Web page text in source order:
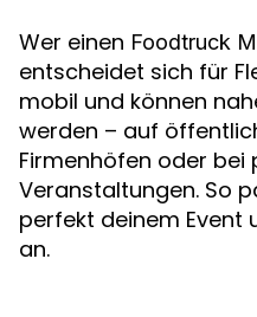
Wer einen Foodtruck
entscheidet sich für
mobil und können
werden – auf
Firmenhöfen oder bei
Veranstaltungen. So
perfekt deinem Event
an.